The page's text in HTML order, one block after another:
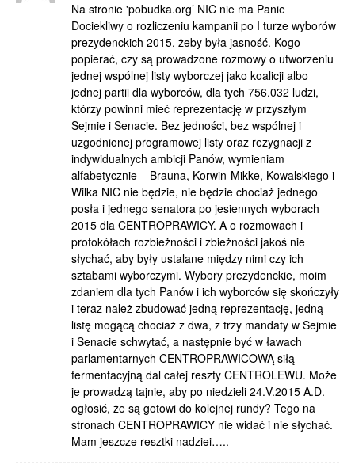
Na stronie 'pobudka.org’ NIC nie ma Panie
Dociekliwy o rozliczeniu kampanii po I turze wyborów
prezydenckich 2015, żeby była jasność. Kogo
popierać, czy są prowadzone rozmowy o utworzeniu
jednej wspólnej listy wyborczej jako koalicji albo
jednej partii dla wyborców, dla tych 756.032 ludzi,
którzy powinni mieć reprezentację w przyszłym
Sejmie i Senacie. Bez jedności, bez wspólnej i
uzgodnionej programowej listy oraz rezygnacji z
indywidualnych ambicji Panów, wymieniam
alfabetycznie – Brauna, Korwin-Mikke, Kowalskiego i
Wilka NIC nie będzie, nie będzie chociaż jednego
posła i jednego senatora po jesiennych wyborach
2015 dla CENTROPRAWICY. A o rozmowach i
protokółach rozbieżności i zbieżności jakoś nie
słychać, aby były ustalane między nimi czy ich
sztabami wyborczymi. Wybory prezydenckie, moim
zdaniem dla tych Panów i ich wyborców się skończyły
i teraz należ zbudować jedną reprezentację, jedną
listę mogącą chociaż z dwa, z trzy mandaty w Sejmie
i Senacie schwytać, a następnie być w ławach
parlamentarnych CENTROPRAWICOWĄ siłą
fermentacyjną dal całej reszty CENTROLEWU. Może
je prowadzą tajnie, aby po niedzieli 24.V.2015 A.D.
ogłosić, że są gotowi do kolejnej rundy? Tego na
stronach CENTROPRAWICY nie widać i nie słychać.
Mam jeszcze resztki nadziei…..